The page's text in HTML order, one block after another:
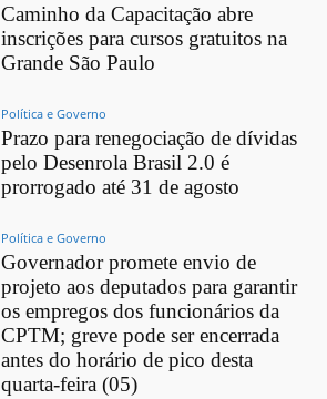
Caminho da Capacitação abre
inscrições para cursos gratuitos na
Grande São Paulo
Política e Governo
Prazo para renegociação de dívidas
pelo Desenrola Brasil 2.0 é
prorrogado até 31 de agosto
Política e Governo
Governador promete envio de
projeto aos deputados para garantir
os empregos dos funcionários da
CPTM; greve pode ser encerrada
antes do horário de pico desta
quarta-feira (05)